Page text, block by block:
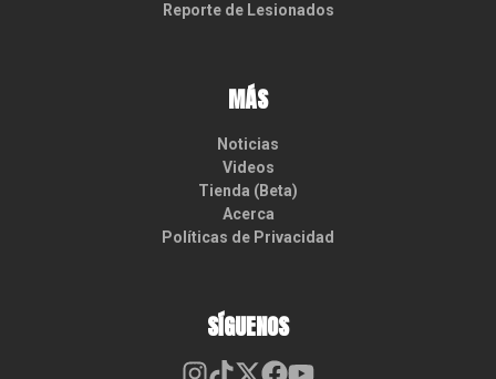
Reporte de Lesionados
MÁS
Noticias
Videos
Tienda (Beta)
Acerca
Políticas de Privacidad
SÍGUENOS